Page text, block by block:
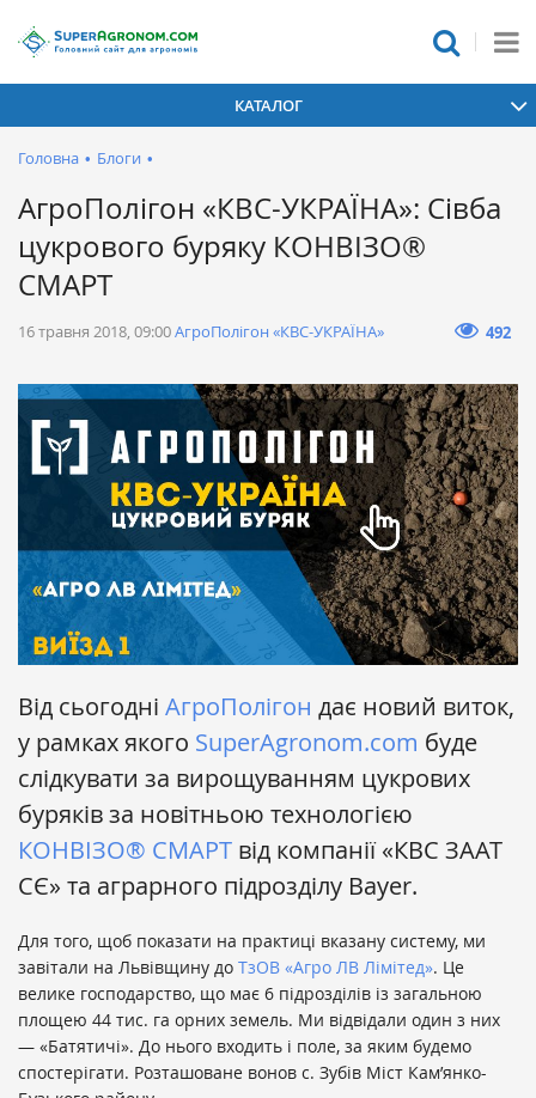
КАТАЛОГ
Головна • Блоги •
АгроПолігон «КВС-УКРАЇНА»: Сівба
цукрового буряку КОНВІЗО®
СМАРТ
16 травня 2018, 09:00АгроПолігон «КВС-УКРАЇНА» 492
Від сьогодні АгроПолігон дає новий виток,
у рамках якого SuperAgronom.com буде
слідкувати за вирощуванням цукрових
буряків за новітньою технологією
КОНВІЗО® СМАРТ від компанії«КВС ЗААТ
СЄ» та аграрного підрозділу Bayer.
Для того, щоб показати на практиці вказану систему, ми
завітали на Львівщину до ТзОВ «Агро ЛВ Лімітед». Це
велике господарство, що має 6 підрозділів із загальною
площею 44 тис. га орних земель. Ми відвідали один з них
— «Батятичі». До нього входить і поле, за яким будемо
спостерігати. Розташоване вонов с. Зубів Міст Кам’янко-